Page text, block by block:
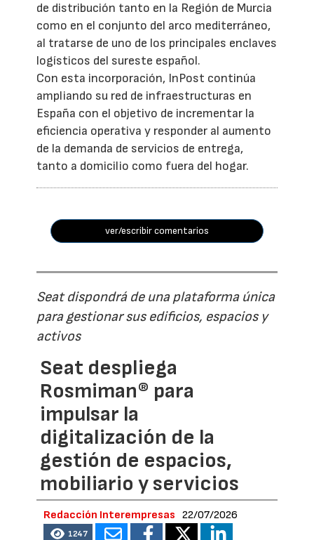
de distribución tanto en la Región de Murcia
como en el conjunto del arco mediterráneo,
al tratarse de uno de los principales enclaves
logísticos del sureste español.
Con esta incorporación, InPost continúa
ampliando su red de infraestructuras en
España con el objetivo de incrementar la
eficiencia operativa y responder al aumento
de la demanda de servicios de entrega,
tanto a domicilio como fuera del hogar.
ver/escribir comentarios
Seat dispondrá de una plataforma única
para gestionar sus edificios, espacios y
activos
Seat despliega
Rosmiman® para
impulsar la
digitalización de la
gestión de espacios,
mobiliario y servicios
Redacción Interempresas 22/07/2026
1247